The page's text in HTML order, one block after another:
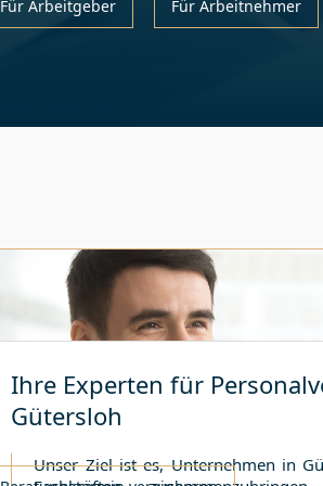
Für Arbeitgeber Für Arbeitnehmer
Ihre Experten für
Gütersloh
Unser Ziel ist es, Unternehmen in